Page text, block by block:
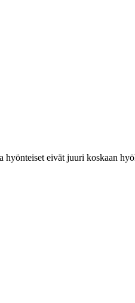
eivät juuri koskaan